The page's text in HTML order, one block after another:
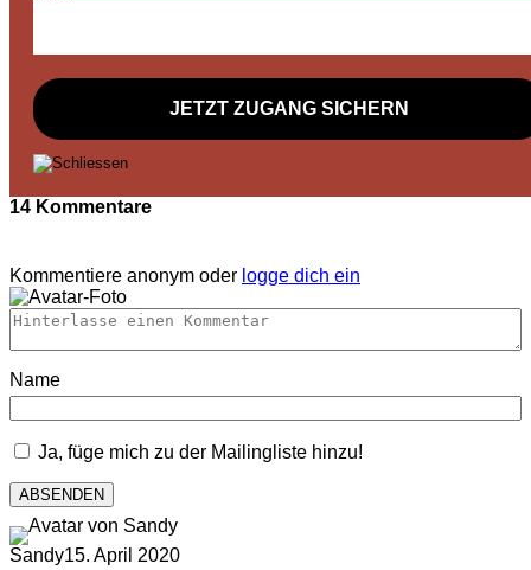
14 Kommentare
Kommentiere anonym oder logge dich ein
Name
Ja, füge mich zu der Mailingliste hinzu!
Sandy15. April 2020